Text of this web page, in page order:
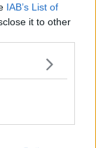
IAB’s List of
it to other
della
di Taverne
Rocco a Pilli e